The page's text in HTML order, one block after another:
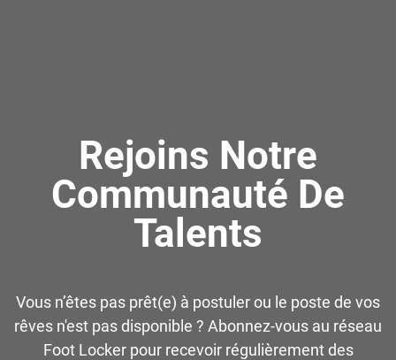
Rejoins Notre
Communauté De
Talents
Vous n’êtes pas prêt(e) à postuler ou le poste de vos
rêves n'est pas disponible ? Abonnez-vous au réseau
Foot Locker pour recevoir régulièrement des